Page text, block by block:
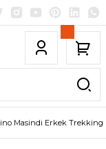
Masindi Erkek Trekking